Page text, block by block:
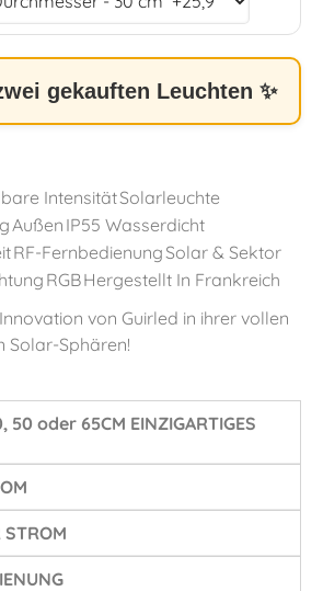
gekauften Leuchten ✨
IntensitätSolarleuchte
Außen IP55 Wasserdicht
RF-FernbedienungSolar & Sektor
RGBHergestellt In Frankreich
von Guirled in ihrer vollen
Solar-Sphären!
50 oder 65CM EINZIGARTIGES
STROM